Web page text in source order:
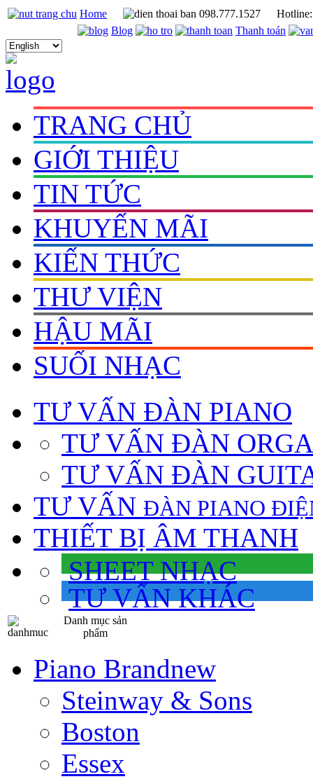
Home 098.777.1527
Blog
Thanh toán
TRANG CHỦ
GIỚI THIỆU
TIN TỨC
KHUYẾN MÃI
KIẾN THỨC
THƯ VIỆN
HẬU MÃI
SUỐI NHẠC
TƯ VẤN ĐÀN PIANO
TƯ VẤN ÐÀN
TƯ VẤN ÐÀN
TƯ VẤN ÐÀN PIANO
THIẾT BỊ ÂM THANH
SHEET NHẠC
TƯ VẤN KHÁC
Danh mục sản
phẩm
Piano Brandnew
Steinway & Sons
Boston
Essex